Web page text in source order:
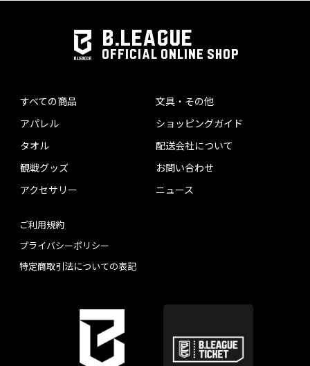
B.LEAGUE
OFFICIAL ONLINE SHOP
すべての商品
アパレル
タオル
観戦グッズ
アクセサリー
文具・その他
ショッピングガイド
配送会社について
お問い合わせ
ニュース
ご利用規約
プライバシーポリシー
特定商取引法についての表記